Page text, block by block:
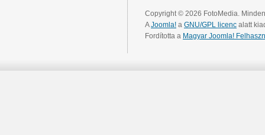
Copyright © 2026 FotoMedia.
AJoomla! a GNU/GPL licenc alatt
Fordította a Magyar Joomla!